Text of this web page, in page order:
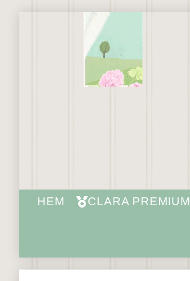
HEM CLARA PREMIUM